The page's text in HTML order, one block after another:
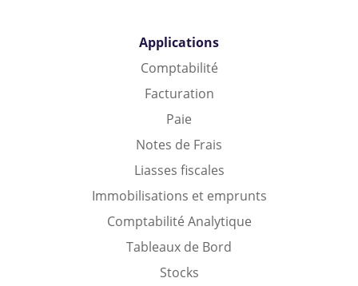
Applications
Comptabilité
Facturation
Paie
Notes de Frais
Liasses fiscales
Immobilisations et emprunts
Comptabilité Analytique
Tableaux de Bord
Stocks